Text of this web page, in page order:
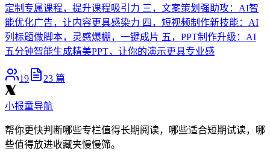
定制专属课程，提升课程吸引力 三，文案策划强助攻：AI智
能优化广告，让内容更具感染力 四，短视频制作新技能：AI
列标题做脚本，灵感爆棚，一键成片 五，PPT制作升级：AI
五分钟智能生成精美PPT，让你的演示更具专业感
19 23 篇
小报童导航
帮你更快判断哪些专栏值得长期阅读，哪些适合短期试读，哪
些值得放进收藏夹慢慢筛。